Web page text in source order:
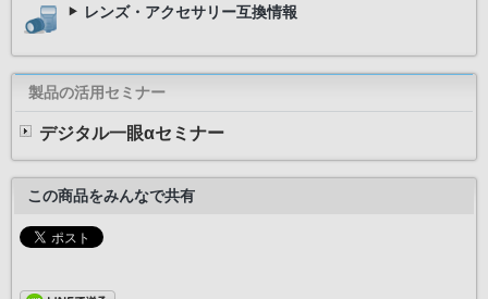
レンズ・アクセサリー互換情報
製品の活用セミナー
デジタル一眼αセミナー
この商品をみんなで共有